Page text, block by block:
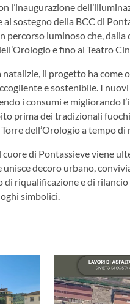
l’inaugurazione
al sostegno della BCC di
luminoso che, dalla
e fino al Teatro
il progetto ha come
e sostenibile. I
i consumi e migliorando
prima dei tradizionali
dell’Orologio a tempo di
cuore di Pontassieve viene
decoro urbano,
riqualificazione e di
simbolici.